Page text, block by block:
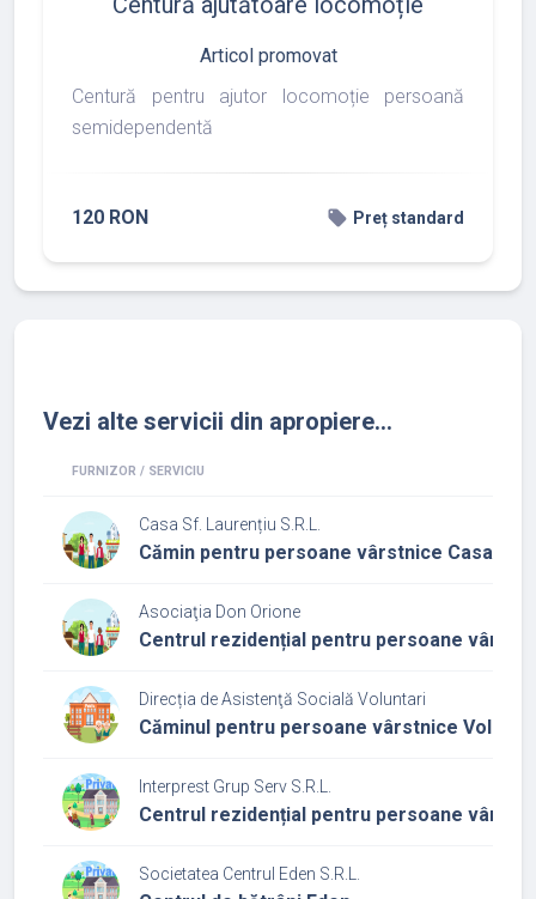
Articol promovat
Centură pentru ajutor locomoție persoană
semidependentă
120 RON local_offer Preț standard
Vezi alte servicii din apropiere...
FURNIZOR / SERVICIU
Casa Sf. Laurențiu S.R.L.
Cămin pentru persoane vârstnice Casa Sf.
Asociaţia Don Orione
Centrul rezidențial pentru persoane
Direcția de Asistenţă Socială Voluntari
Căminul pentru persoane vârstnice
Interprest Grup Serv S.R.L.
Centrul rezidențial pentru persoane
Societatea Centrul Eden S.R.L.